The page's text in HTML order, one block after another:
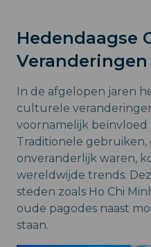
Hedendaagse
Veranderingen
In de afgelopen jaren
culturele
voornamelijk beïnvloed
Traditionele gebruiken,
onveranderlijk waren,
wereldwijde trends.
steden zoals Ho Chi
oude pagodes naast
staan.